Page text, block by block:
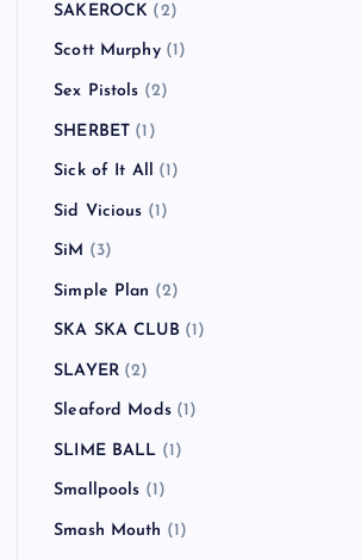
SAKEROCK (2)
Scott Murphy(1)
Sex Pistols (2)
SHERBET (1)
Sick of It All (1)
Sid Vicious (1)
SiM (3)
Simple Plan (2)
SKA SKA CLUB (1)
SLAYER(2)
Sleaford Mods(1)
SLIME BALL (1)
Smallpools (1)
Smash Mouth (1)